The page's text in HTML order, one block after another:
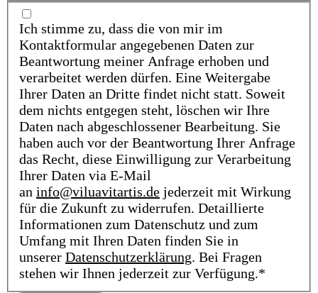
Ich stimme zu, dass die von mir im
Kontaktformular angegebenen Daten zur
Beantwortung meiner Anfrage erhoben und
verarbeitet werden dürfen. Eine Weitergabe
Ihrer Daten an Dritte findet nicht statt. Soweit
dem nichts entgegen steht, löschen wir Ihre
Daten nach abgeschlossener Bearbeitung. Sie
haben auch vor der Beantwortung Ihrer Anfrage
das Recht, diese Einwilligung zur Verarbeitung
Ihrer Daten via E-Mail
an info@viluavitartis.de jederzeit mit Wirkung
für die Zukunft zu widerrufen. Detaillierte
Informationen zum Datenschutz und zum
Umfang mit Ihren Daten finden Sie in
unserer Datenschutzerklärung. Bei Fragen
stehen wir Ihnen jederzeit zur Verfügung.*